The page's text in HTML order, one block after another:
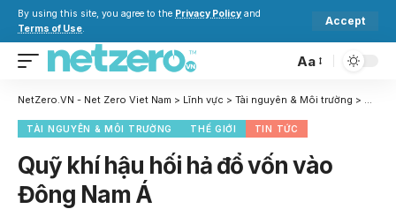
By using this site, you agree to the Privacy Policy and
Terms of Use.
Accept
Aa
NetZero.VN - Net Zero Viet Nam > Lĩnh vực > Tài nguyên & Môi trường > Quỹ
TÀI NGUYÊN & MÔI TRƯỜNG THẾ GIỚI TIN TỨC
Quỹ khí hậu hối hả đổ vốn vào
Đông Nam Á